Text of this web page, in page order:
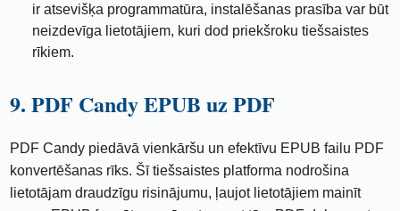
ir atsevišķa programmatūra, instalēšanas prasība var būt
neizdevīga lietotājiem, kuri dod priekšroku tiešsaistes
rīkiem.
9. PDF Candy EPUB uz PDF
PDF Candy piedāvā vienkāršu un efektīvu EPUB failu PDF
konvertēšanas rīks. Šī tiešsaistes platforma nodrošina
lietotājam draudzīgu risinājumu, ļaujot lietotājiem mainīt